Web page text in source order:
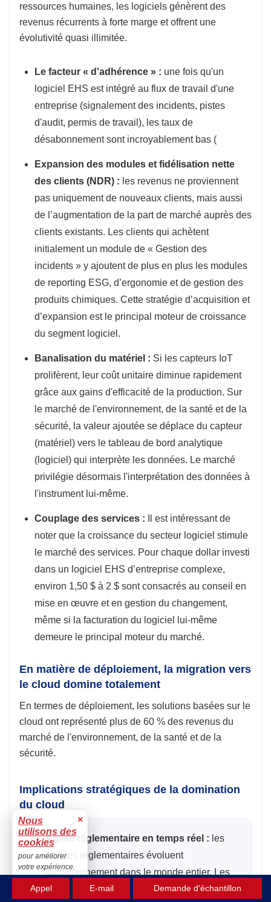
ressources humaines, les logiciels génèrent des
revenus récurrents à forte marge et offrent une
évolutivité quasi illimitée.
Le facteur « d'adhérence » : une fois qu'un
logiciel EHS est intégré au flux de travail d'une
entreprise (signalement des incidents, pistes
d'audit, permis de travail), les taux de
désabonnement sont incroyablement bas (
Expansion des modules et fidélisation nette
des clients (NDR) : les revenus ne proviennent
pas uniquement de nouveaux clients, mais aussi
de l’augmentation de la part de marché auprès des
clients existants. Les clients qui achètent
initialement un module de « Gestion des
incidents » y ajoutent de plus en plus les modules
de reporting ESG, d’ergonomie et de gestion des
produits chimiques. Cette stratégie d’acquisition et
d’expansion est le principal moteur de croissance
du segment logiciel.
Banalisation du matériel : Si les capteurs IoT
prolifèrent, leur coût unitaire diminue rapidement
grâce aux gains d'efficacité de la production. Sur
le marché de l'environnement, de la santé et de la
sécurité, la valeur ajoutée se déplace du capteur
(matériel) vers le tableau de bord analytique
(logiciel) qui interprète les données. Le marché
privilégie désormais l'interprétation des données à
l'instrument lui-même.
Couplage des services : Il est intéressant de
noter que la croissance du secteur logiciel stimule
le marché des services. Pour chaque dollar investi
dans un logiciel EHS d’entreprise complexe,
environ 1,50 $ à 2 $ sont consacrés au conseil en
mise en œuvre et en gestion du changement,
même si la facturation du logiciel lui-même
demeure le principal moteur du marché.
En matière de déploiement, la migration vers
le cloud domine totalement
En termes de déploiement, les solutions basées sur le
cloud ont représenté plus de 60 % des revenus du
marché de l'environnement, de la santé et de la
sécurité.
Implications stratégiques de la domination
du cloud
Agilité réglementaire en temps réel : les
normes réglementaires évoluent
quotidiennement dans le monde entier. Les
plateformes cloud permettent aux
Appel E-mail Demande d'échantillon
Nous
utilisons des
cookies
×
pour améliorer
votre expérience.